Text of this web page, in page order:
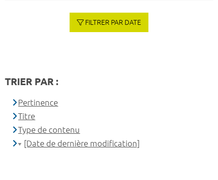
FILTRER PAR DATE
TRIER PAR :
Pertinence
Titre
Type de contenu
[Date de dernière modification]